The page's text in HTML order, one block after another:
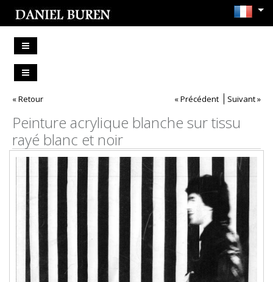
« Retour « Précédent Suivant »
Peinture acrylique blanche sur tissu
rayé blanc et noir